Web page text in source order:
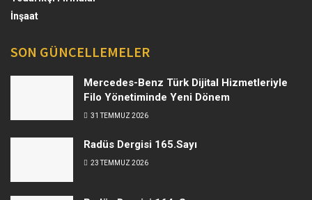
İnşaat
SON GÜNCELLEMELER
Mercedes-Benz Türk Dijital Hizmetleriyle
Filo Yönetiminde Yeni Dönem
31 TEMMUZ 2026
Radüs Dergisi 165.Sayı
23 TEMMUZ 2026